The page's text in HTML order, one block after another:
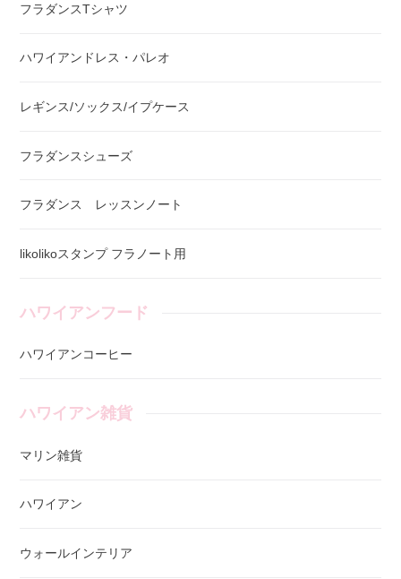
フラダンスTシャツ
ハワイアンドレス・パレオ
レギンス/ソックス/イプケース
フラダンスシューズ
フラダンス レッスンノート
likolikoスタンプ フラノート用
ハワイアンフード
ハワイアンコーヒー
ハワイアン雑貨
マリン雑貨
ハワイアン
ウォールインテリア